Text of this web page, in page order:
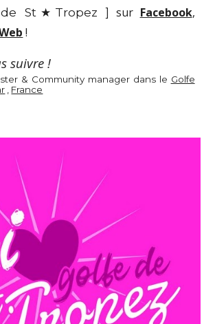
St★Tropez ] sur Facebook,
!
suivre !
& Community manager dans le Golfe
France